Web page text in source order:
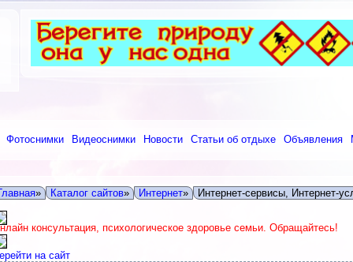
Фотоснимки Видеоснимки Новости Статьи об отдыхе Объявления
» Каталог сайтов» Интернет» Интернет-сервисы, Интернет-
консультация, психологическое здоровье семьи. Обращайтесь!
на сайт